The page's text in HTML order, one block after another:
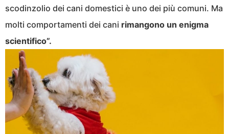
scodinzolio dei cani domestici è uno dei più comuni. Ma
molti comportamenti dei cani rimangono un enigma
scientifico”.